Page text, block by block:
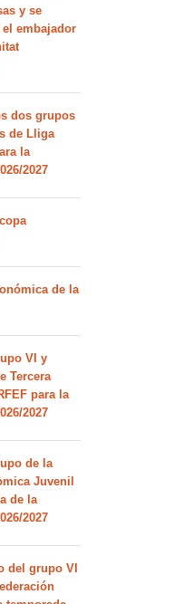
y se
embajador
dos grupos
de Lliga
la
2027
de la
VI y
Tercera
para la
2027
de la
Juvenil
de la
2027
del grupo VI